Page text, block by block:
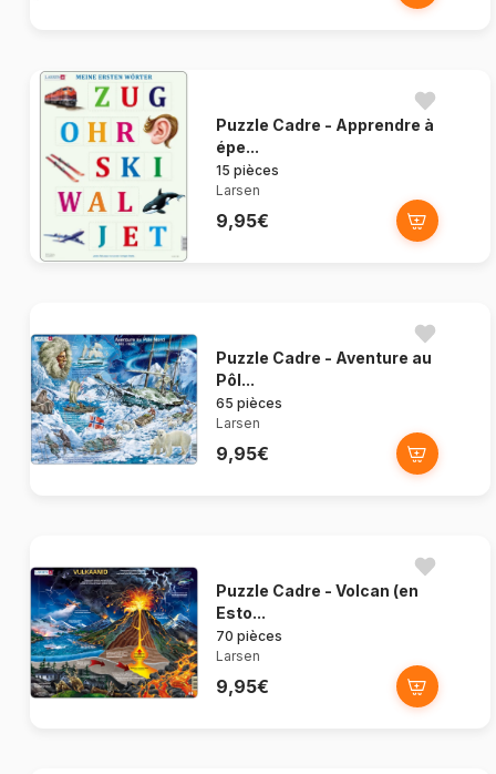
Puzzle Cadre - Apprendre à
épe...
15 pièces
Larsen
9,95€
Puzzle Cadre - Aventure au
Pôl...
65 pièces
Larsen
9,95€
Puzzle Cadre - Volcan (en
Esto...
70 pièces
Larsen
9,95€